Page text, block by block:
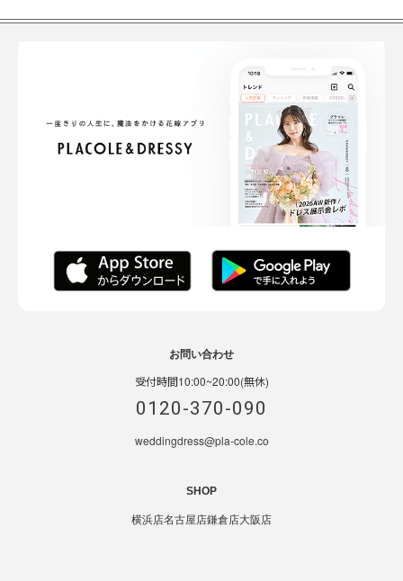
お問い合わせ
受付時間10:00~20:00(無休)
0120-370-090
weddingdress@pla-cole.co
SHOP
横浜店名古屋店鎌倉店大阪店